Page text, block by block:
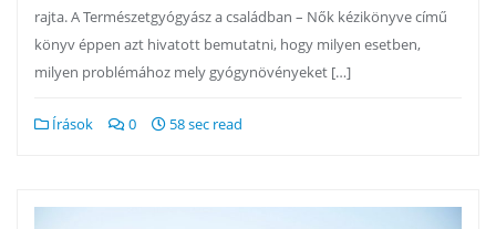
rajta. A Természetgyógyász a családban – Nők kézikönyve című
könyv éppen azt hivatott bemutatni, hogy milyen esetben,
milyen problémához mely gyógynövényeket […]
Írások 0 58 sec read